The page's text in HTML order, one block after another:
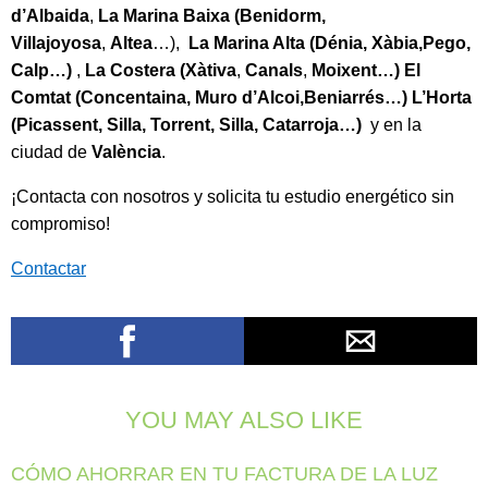
d’Albaida, La Marina Baixa (Benidorm,
Villajoyosa, Altea…),
La Marina Alta (Dénia, Xàbia,Pego,
Calp…) , La Costera (Xàtiva, Canals, Moixent…) El
Comtat (Concentaina, Muro d’Alcoi,Beniarrés…) L’Horta
(Picassent, Silla, Torrent, Silla, Catarroja…) y en la
ciudad de València.
¡Contacta con nosotros y solicita tu estudio energético sin
compromiso!
Contactar
YOU MAY ALSO LIKE
CÓMO AHORRAR EN TU FACTURA DE LA LUZ